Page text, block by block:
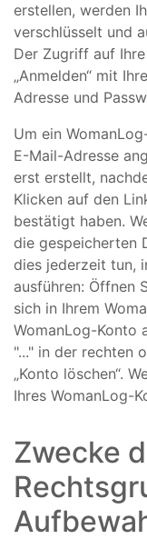
erstellen, werden
verschlüsselt und
Der Zugriff auf
„Anmelden“ mit
Adresse und
Um ein
E-Mail-Adresse
erst erstellt,
Klicken auf den
bestätigt haben.
die gespeicherten
dies jederzeit tun,
ausführen: Öffnen
sich in Ihrem
WomanLog-Konto
"..." in der rechten
„Konto löschen“.
Ihres WomanLog-
Zwecke